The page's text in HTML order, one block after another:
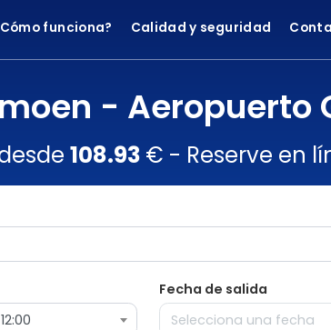
funciona? Calidad y seguridad
- Aeropuerto
108.93 € - Reserve en
12:00
Fecha de salida